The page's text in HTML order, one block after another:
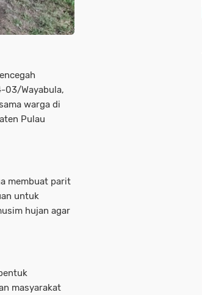
03/Wayabula,
warga di
Pulau
membuat parit
untuk
hujan agar
masyarakat